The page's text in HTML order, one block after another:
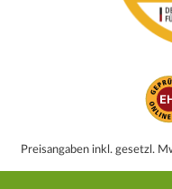
Preisangaben inkl. gesetzl.